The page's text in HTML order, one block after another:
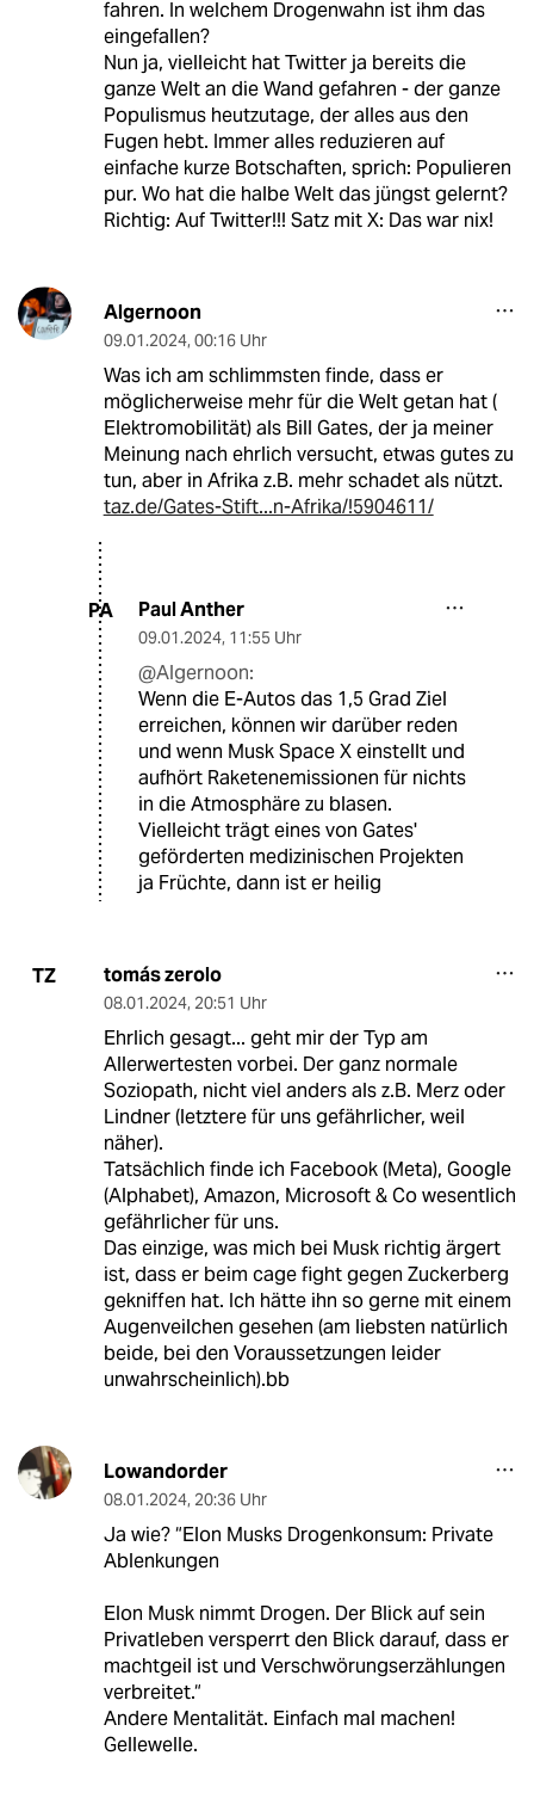
fahren. In welchem Drogenwahn ist ihm das
eingefallen?
Nun ja, vielleicht hat Twitter ja bereits die
ganze Welt an die Wand gefahren - der ganze
Populismus heutzutage, der alles aus den
Fugen hebt. Immer alles reduzieren auf
einfache kurze Botschaften, sprich: Populieren
pur. Wo hat die halbe Welt das jüngst gelernt?
Richtig: Auf Twitter!!! Satz mit X: Das war nix!
Algernoon
09.01.2024, 00:16 Uhr
Was ich am schlimmsten finde, dass er
möglicherweise mehr für die Welt getan hat (
Elektromobilität) als Bill Gates, der ja meiner
Meinung nach ehrlich versucht, etwas gutes zu
tun, aber in Afrika z.B. mehr schadet als nützt.
taz.de/Gates-Stift...n-Afrika/!5904611/
PA Paul Anther
09.01.2024, 11:55 Uhr
@Algernoon:
Wenn die E-Autos das 1,5 Grad Ziel
erreichen, können wir darüber reden
und wenn Musk Space X einstellt und
aufhört Raketenemissionen für nichts
in die Atmosphäre zu blasen.
Vielleicht trägt eines von Gates'
geförderten medizinischen Projekten
ja Früchte, dann ist er heilig
TZ tomás zerolo
08.01.2024, 20:51 Uhr
Ehrlich gesagt... geht mir der Typ am
Allerwertesten vorbei. Der ganz normale
Soziopath, nicht viel anders als z.B. Merz oder
Lindner (letztere für uns gefährlicher, weil
näher).
Tatsächlich finde ich Facebook (Meta), Google
(Alphabet), Amazon, Microsoft & Co wesentlich
gefährlicher für uns.
Das einzige, was mich bei Musk richtig ärgert
ist, dass er beim cage fight gegen Zuckerberg
gekniffen hat. Ich hätte ihn so gerne mit einem
Augenveilchen gesehen (am liebsten natürlich
beide, bei den Voraussetzungen leider
unwahrscheinlich).bb
Lowandorder
08.01.2024, 20:36 Uhr
Ja wie? “Elon Musks Drogenkonsum: Private
Ablenkungen
Elon Musk nimmt Drogen. Der Blick auf sein
Privatleben versperrt den Blick darauf, dass er
machtgeil ist und Verschwörungserzählungen
verbreitet.“
Andere Mentalität. Einfach mal machen!
Gellewelle.